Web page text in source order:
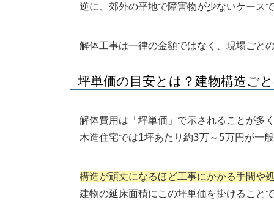
逆に、郊外の平地で障害物が少ないケース
解体工事は一律の金額ではなく、現場ごと
坪単価の目安とは？建物構造ご
解体費用は「坪単価」で示されることが多
木造住宅では1坪あたり約3万～5万円が一
構造が頑丈になるほど工事にかかる手間や
建物の延床面積にこの坪単価を掛けること